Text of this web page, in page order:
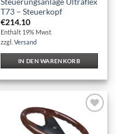
T73 – Steuerkopf
€214.10
Enthält 19% Mwst
zzgl.Versand
IN DEN WARENKORB
Auf die
Wunschliste